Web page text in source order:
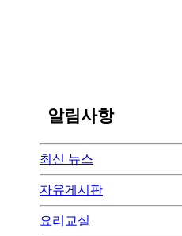
알림사항
최신 뉴스
자유게시판
요리교실